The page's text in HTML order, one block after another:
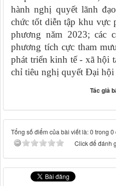
hành nghị quyết lãnh
chức tốt diễn tập khu vực
phương năm 2023; các
phương tích cực tham
phát triển kinh tế - xã hội
chỉ tiêu nghị quyết Đại
Tác giả
Tổng số điểm của bài viết là: 0 trong 0
Click để đánh